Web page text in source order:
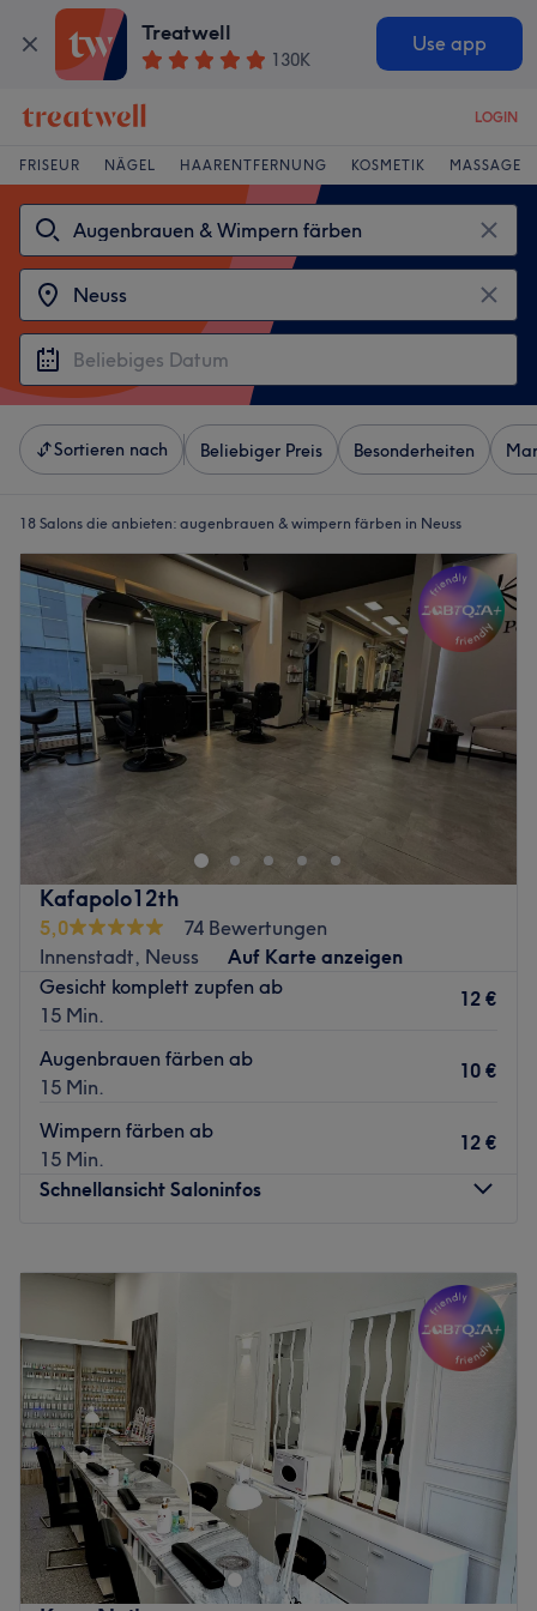
Treatwell
130K
Use app
LOGIN
FRISEUR NÄGEL HAARENTFERNUNG KOSMETIK MASSAGE
Sortieren nach Beliebiger Preis Besonderheiten
18 Salons die anbieten: augenbrauen & wimpern färben in Neuss
Kafapolo12th
5,0
74 Bewertungen
Innenstadt, Neuss
Auf Karte anzeigen
Gesicht komplett zupfen ab
15 Min.
12 €
Augenbrauen färben ab
15 Min.
10 €
Wimpern färben ab
15 Min.
12 €
Schnellansicht Saloninfos
Dienstag
18:30
09:00–18:30
Donnerstag
09:00–18:30
Freitag
09:00 –
18:30
Samstag
09:00
Sonntag
Geschlossen
Kafapolo 12th in Neuss steht für Stil, Kreativität und
individuellen Service. Der Salon vereint modernes
Ambiente, hochwertige Produkte und handwerkliches
Können, um jedem/jeder Kund:in ein perfektes Ergebnis
zu bieten. Ob klassischer Schnitt, trendige Coloration